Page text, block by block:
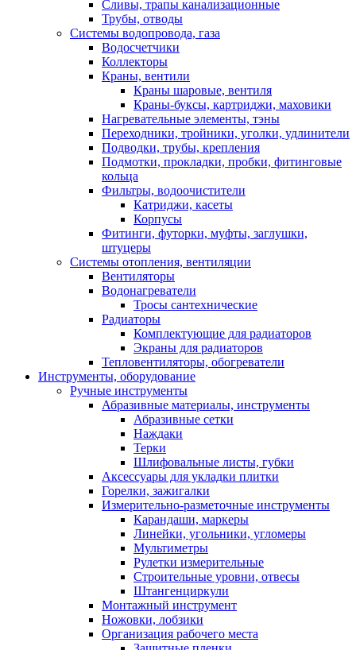
Сливы, трапы канализационные
Трубы, отводы
Системы водопровода, газа
Водосчетчики
Коллекторы
Краны, вентили
Краны шаровые, вентиля
Краны-буксы, картриджи, маховики
Нагревательные элементы, тэны
Переходники, тройники, уголки, удлинители
Подводки, трубы, крепления
Подмотки, прокладки, пробки, фитинговые
кольца
Фильтры, водоочистители
Катриджи, касеты
Корпусы
Фитинги, футорки, муфты, заглушки,
штуцеры
Системы отопления, вентиляции
Вентиляторы
Водонагреватели
Тросы сантехнические
Радиаторы
Комплектующие для радиаторов
Экраны для радиаторов
Тепловентиляторы, обогреватели
Инструменты, оборудование
Ручные инструменты
Абразивные материалы, инструменты
Абразивные сетки
Наждаки
Терки
Шлифовальные листы, губки
Аксессуары для укладки плитки
Горелки, зажигалки
Измерительно-разметочные инструменты
Карандаши, маркеры
Линейки, угольники, угломеры
Мультиметры
Рулетки измерительные
Строительные уровни, отвесы
Штангенциркули
Монтажный инструмент
Ножовки, лобзики
Организация рабочего места